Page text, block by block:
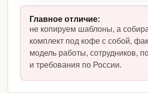
Главное отличие:
не копируем шаблоны, а
комплект под кофе с собой,
модель работы, сотрудников,
и требования по России.